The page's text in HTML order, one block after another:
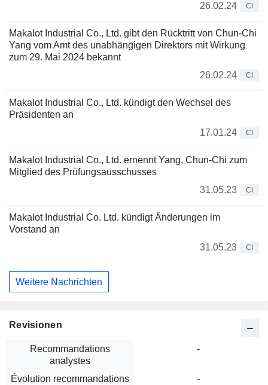
26.02.24
CI
Makalot Industrial Co., Ltd. gibt den Rücktritt von Chun-Chi
Yang vom Amt des unabhängigen Direktors mit Wirkung
zum 29. Mai 2024 bekannt
26.02.24
CI
Makalot Industrial Co., Ltd. kündigt den Wechsel des
Präsidenten an
17.01.24
CI
Makalot Industrial Co., Ltd. ernennt Yang, Chun-Chi zum
Mitglied des Prüfungsausschusses
31.05.23
CI
Makalot Industrial Co. Ltd. kündigt Änderungen im
Vorstand an
31.05.23
CI
Weitere Nachrichten
Revisionen
Recommandations
analystes
-
Évolution recommandations
-